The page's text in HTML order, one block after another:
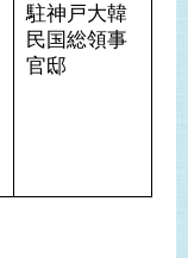
駐神戸大韓
民国総領事
官邸